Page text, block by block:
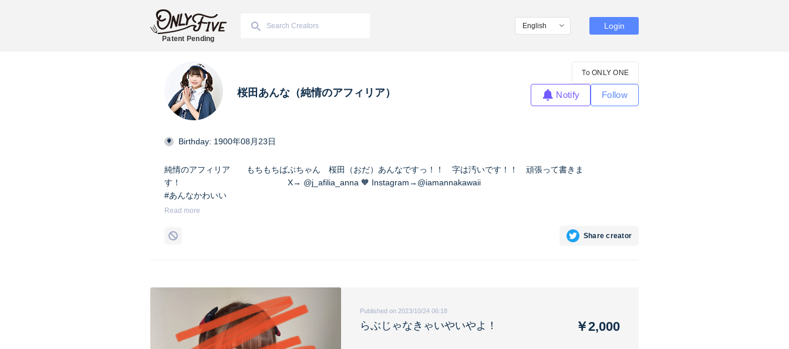
Patent Pending
Login
桜田あんな（純情のアフィリア）
To ONLY ONE
Notify Follow
Birthday: 1900年08月23日
純情のアフィリア もちもちばぶちゃん 桜田（おだ）あんなですっ！！ 字は汚いです！！ 頑張って書きま
す！ X→ @j_afilia_anna 🧡 Instagram→@iamannakawaii
#あんなかわいい
#純情のアフィリア
Read more
Share creator
Published on 2023/10/24 06:18
らぶじゃなきゃいやいやよ！ ￥2,000